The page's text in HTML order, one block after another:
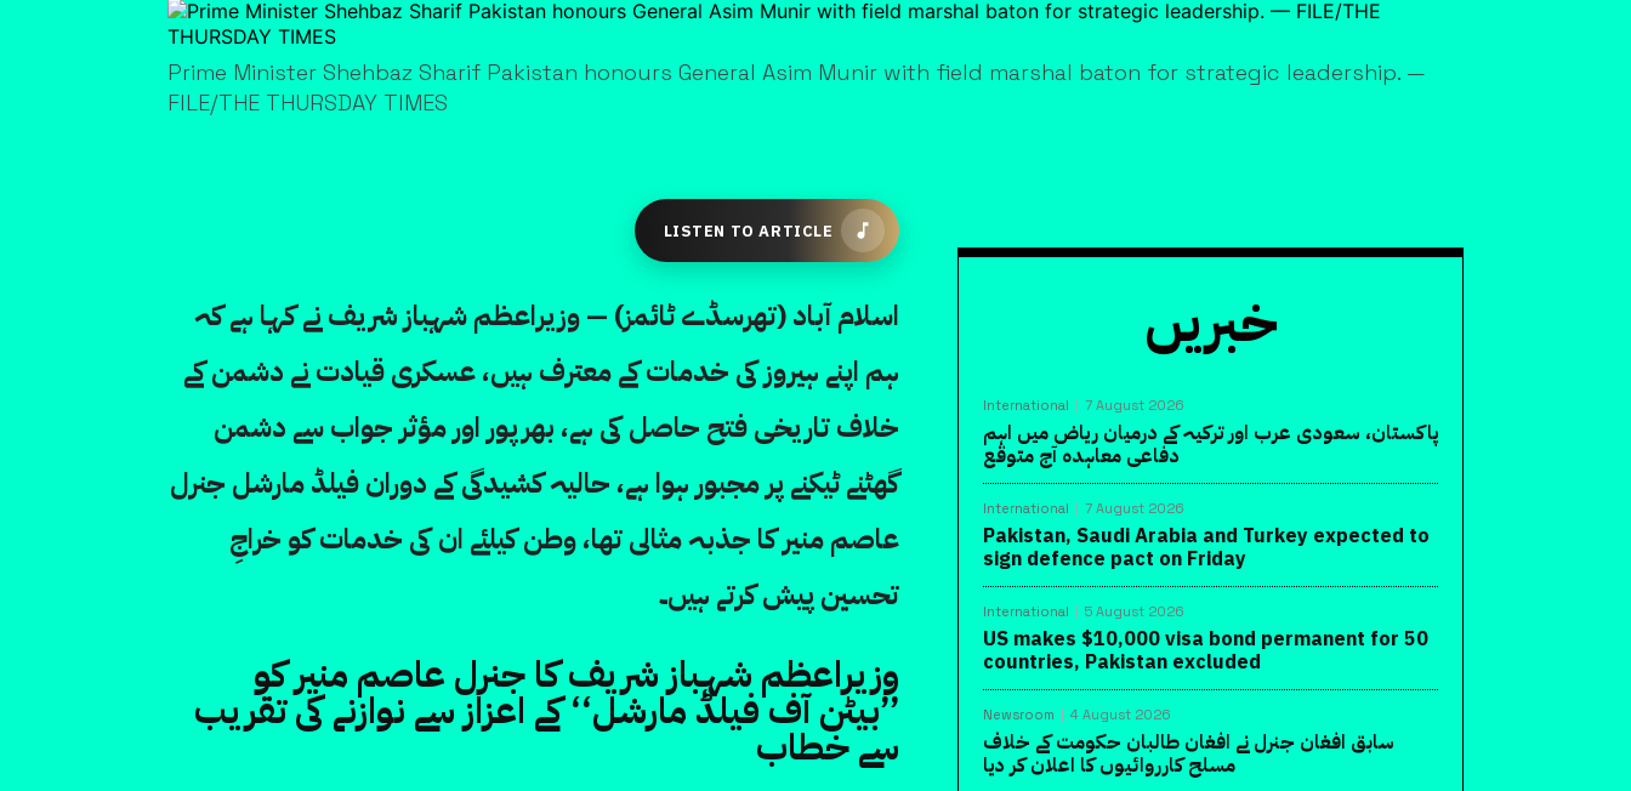
Prime Minister Shehbaz Sharif Pakistan honours General Asim Munir with field marshal baton for strategic leadership. —
FILE/THE THURSDAY TIMES
LISTEN TO ARTICLE
اسلام آباد (تھرسڈے ٹائمز) — وزیراعظم شہباز شریف نے کہا ہے کہ
ہم اپنے ہیروز کی خدمات کے معترف ہیں، عسکری قیادت نے دشمن کے
خلاف تاریخی فتح حاصل کی ہے، بھرپور اور مؤثر جواب سے دشمن
گھٹنے ٹیکنے پر مجبور ہوا ہے، حالیہ کشیدگی کے دوران فیلڈ مارشل جنرل
عاصم منیر کا جذبہ مثالی تھا، وطن کیلئے ان کی خدمات کو خراجِ
تحسین پیش کرتے ہیں۔
وزیراعظم شہباز شریف کا جنرل عاصم منیر کو
’’بیٹن آف فیلڈ مارشل‘‘ کے اعزاز سے نوازنے کی تقریب
سے خطاب
خبریں
International 7 August 2026
پاکستان، سعودی عرب اور ترکیہ کے درمیان ریاض میں اہم
دفاعی معاہدہ آج متوقع
International 7 August 2026
Pakistan, Saudi Arabia and Turkey expected to
sign defence pact on Friday
International 5 August 2026
US makes $10,000 visa bond permanent for 50
countries, Pakistan excluded
Newsroom 4 August 2026
سابق افغان جنرل نے افغان طالبان حکومت کے خلاف
مسلح کارروائیوں کا اعلان کر دیا